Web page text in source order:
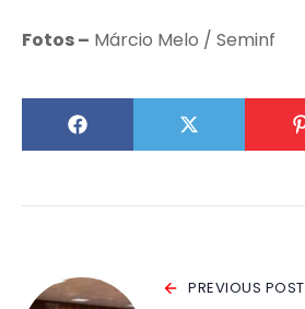
Fotos – Márcio Melo / Seminf
PREVIOUS POST